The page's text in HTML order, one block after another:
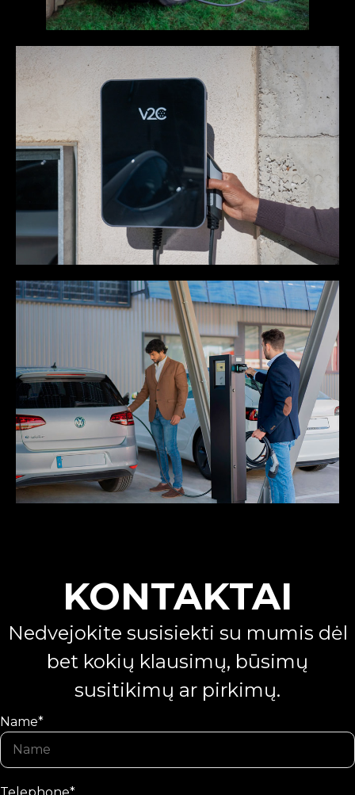
KONTAKTAI
Nedvejokite susisiekti su mumis dėl
bet kokių klausimų, būsimų
susitikimų ar pirkimų.
Name*
Telephone*